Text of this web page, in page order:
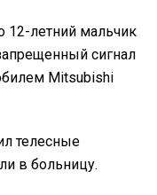
12-летний мальчик
сигнал
Mitsubishi
телесные
в больницу.